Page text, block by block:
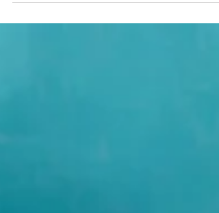
せん。 「健康な体にメスを入れるなんてかわいそ
う」と、マイナスのイメージを持たれる方も多い